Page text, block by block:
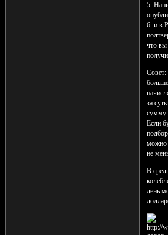
5.
6. и в
что вы
за
сумму.
Если
можно
не
В
день